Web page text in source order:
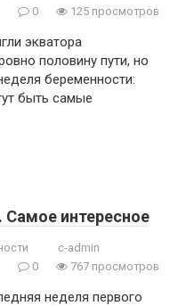
0
125 просмотров
экватора
половину пути, но
беременности:
быть самые
Самое интересное
c-admin
0
767 просмотров
неделя первого